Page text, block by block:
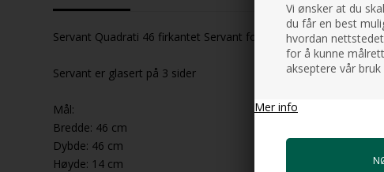
Vi ønsker at du
du får en best
hvordan
for å kunne
akseptere vår
Mer info
Servant Quadrati 46 firkantet Servant for plassering på
Servant er glasert på 3 sider
Mål:
Bredde: 46 cm
Dybde: 46 cm
Høyde: 14 cm